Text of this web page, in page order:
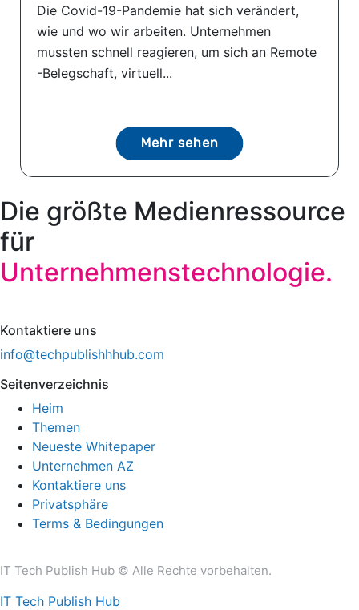
Die Covid-19-Pandemie hat sich verändert,
wie und wo wir arbeiten. Unternehmen
mussten schnell reagieren, um sich an Remote
-Belegschaft, virtuell...
Mehr sehen
Die größte Medienressource
für
Unternehmenstechnologie.
Kontaktiere uns
info@techpublishhhub.com
Seitenverzeichnis
Heim
Themen
Neueste Whitepaper
Unternehmen AZ
Kontaktiere uns
Privatsphäre
Terms & Bedingungen
IT Tech Publish Hub © Alle Rechte vorbehalten.
IT Tech Publish Hub